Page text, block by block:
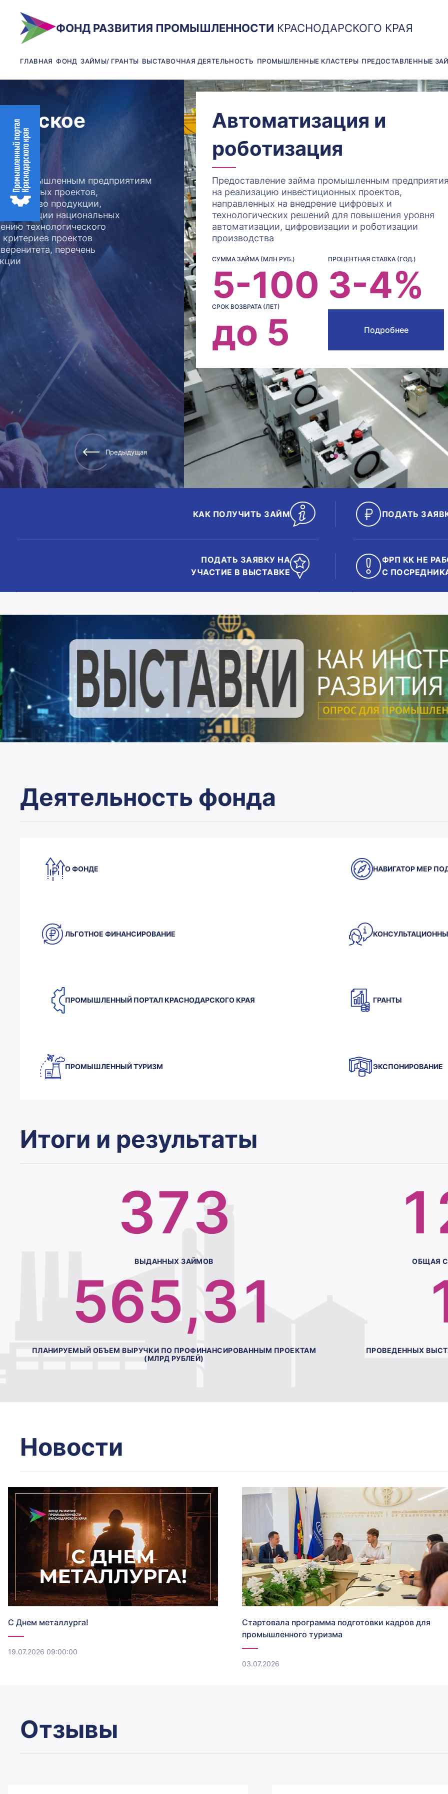
ФОНД РАЗВИТИЯ ПРОМЫШЛЕННОСТИ КРАСНОДАРСКОГО КРАЯ
ГЛАВНАЯ ФОНД ЗАЙМЫ/ ГРАНТЫ ВЫСТАВОЧНАЯ ДЕЯТЕЛЬНОСТЬ ПРОМЫШЛЕННЫЕ КЛАСТЕРЫ ПРЕДОСТАВЛЕННЫЕ
промышленным предприятиям
проектов,
продукции,
продукции национальных
технологического
проектов
перечень
1%
Автоматизация и
роботизация
Предоставление займа промышленным
на реализацию инвестиционных проектов,
направленных на внедрение цифровых и
технологических решений для повышения уровня
автоматизации, цифровизации и роботизации
производства
СУММА ЗАЙМА (МЛН РУБ.)
5-100
ПРОЦЕНТНАЯ СТАВКА (ГОД.)
3-4%
СРОК ВОЗВРАТА (ЛЕТ)
до 5 Подробнее
Предыдущая
КАК ПОЛУЧИТЬ ЗАЙМ ПОДАТЬ
ПОДАТЬ ЗАЯВКУ НА
УЧАСТИЕ В ВЫСТАВКЕ
ФРП КК НЕ
С
Деятельность фонда
О ФОНДЕ НАВИГАТОР МЕР
ЛЬГОТНОЕ ФИНАНСИРОВАНИЕ
ПРОМЫШЛЕННЫЙ ПОРТАЛ КРАСНОДАРСКОГО КРАЯ ГРАНТЫ
ПРОМЫШЛЕННЫЙ ТУРИЗМ ЭКСПОНИРОВАНИЕ
Итоги и результаты
2
3
0
2
3
6
7
2
3
ВЫДАННЫХ ЗАЙМОВ
1
ОБЩАЯ
0
1
2
5
0
1
2
3
4
5
6
0
1
2
3
4
5,
0
1
2
31
ПЛАНИРУЕМЫЙ ОБЪЕМ ВЫРУЧКИ ПО ПРОФИНАНСИРОВАННЫМ ПРОЕКТАМ
(МЛРД РУБЛЕЙ)
ПРОВЕДЕННЫХ
Новости
С Днем металлурга!
19.07.2026 09:00:00
Стартовала программа подготовки кадров для
промышленного туризма
03.07.2026
Отзывы